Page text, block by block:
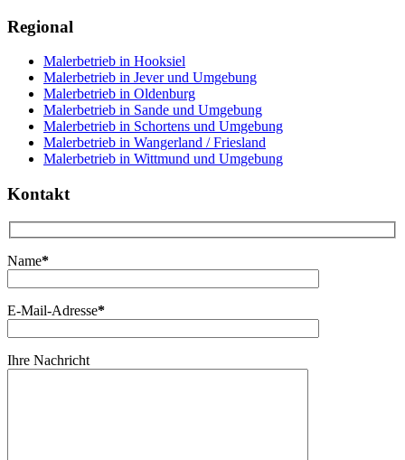
Regional
Malerbetrieb in Hooksiel
Malerbetrieb in Jever und Umgebung
Malerbetrieb in Oldenburg
Malerbetrieb in Sande und Umgebung
Malerbetrieb in Schortens und Umgebung
Malerbetrieb in Wangerland / Friesland
Malerbetrieb in Wittmund und Umgebung
Kontakt
Name*
E-Mail-Adresse*
Ihre Nachricht